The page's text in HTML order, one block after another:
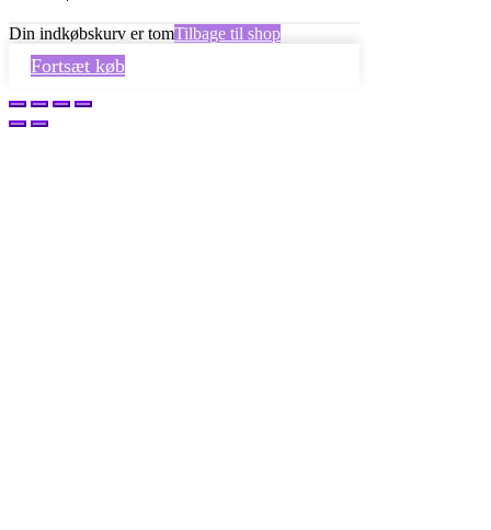
Din indkøbskurv er tomTilbage til shop
Fortsæt køb